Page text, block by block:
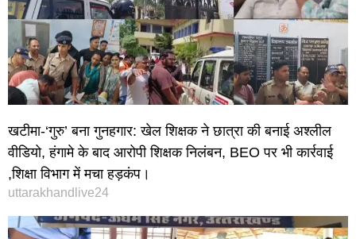
खटीमा-‘गुरु’ बना गुनहगार: खेल शिक्षक ने छात्रा की बनाई अश्लील
वीडियो, हंगामे के बाद आरोपी शिक्षक निलंबन, BEO पर भी कार्रवाई
,शिक्षा विभाग में मचा हड़कंप।
uttarakhandlive24